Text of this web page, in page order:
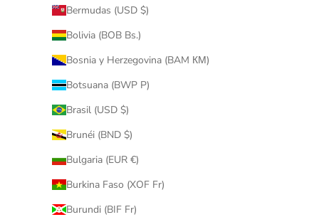
Bermudas (USD $)
Bolivia (BOB Bs.)
Bosnia y Herzegovina (BAM КМ)
Botsuana (BWP P)
Brasil (USD $)
Brunéi (BND $)
Bulgaria (EUR €)
Burkina Faso (XOF Fr)
Burundi (BIF Fr)